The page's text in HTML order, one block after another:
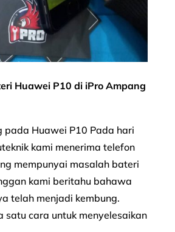
Huawei P10 di iPro Ampang
pada Huawei P10 Pada hari
kami menerima telefon
mempunyai masalah bateri
kami beritahu bahawa
telah menjadi kembung.
satu cara untuk menyelesaikan